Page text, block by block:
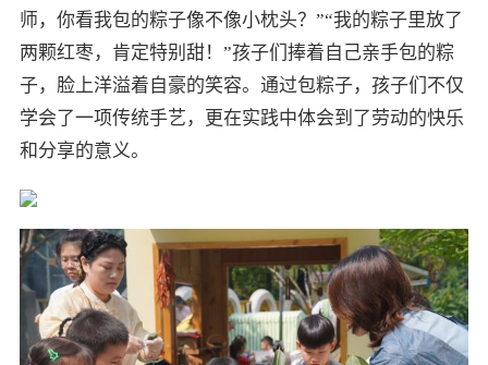
师，你看我包的粽子像不像小枕头？”“我的粽子里放了
两颗红枣，肯定特别甜！”孩子们捧着自己亲手包的粽
子，脸上洋溢着自豪的笑容。通过包粽子，孩子们不仅
学会了一项传统手艺，更在实践中体会到了劳动的快乐
和分享的意义。